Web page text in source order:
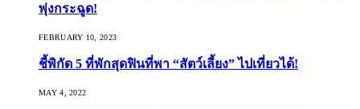
พุ่งกระฉูด!
FEBRUARY 10, 2023
ชี้พิกัด 5 ที่พักสุดฟินที่พา “สัตว์เลี้ยง” ไปเที่ยวได้!
MAY 4, 2022